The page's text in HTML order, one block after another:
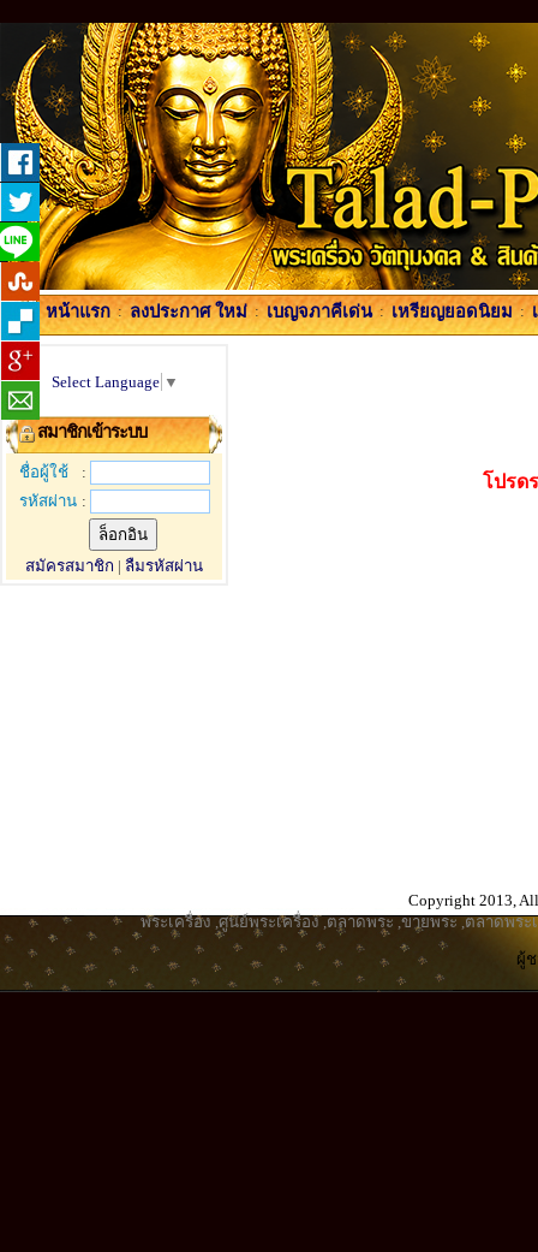
หน้าแรก : ลงประกาศ ใหม่ : เบญจภาคีเด่น : เหรียญยอดนิยม :
Select Language ▼
สมาชิกเข้าระบบ
ชื่อผู้ใช้
:
รหัสผ่าน :
สมัครสมาชิก | ลืมรหัสผ่าน
โปรด
Copyright 2013,
พระเครื่อง ,ศูนย์พระเครื่อง,ตลาดพระ ,ขายพระ ,ตลาดพระ
ผู้